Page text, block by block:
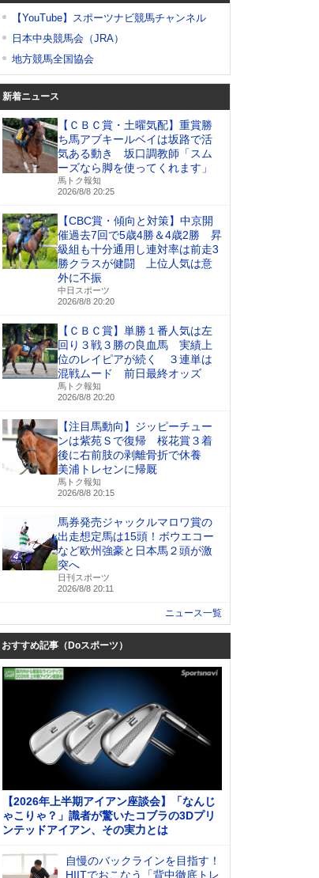
【YouTube】スポーツナビ競馬チャンネル
日本中央競馬会（JRA）
地方競馬全国協会
新着ニュース
【ＣＢＣ賞・土曜気配】重賞勝
ち馬アブキールベイは坂路で活
気ある動き 坂口調教師「スム
ーズなら脚を使ってくれます」
馬トク報知
2026/8/8 20:25
【CBC賞・傾向と対策】中京開
催過去7回で5歳4勝＆4歳2勝 昇
級組も十分通用し連対率は前走3
勝クラスが健闘 上位人気は意
外に不振
中日スポーツ
2026/8/8 20:20
【ＣＢＣ賞】単勝１番人気は左
回り３戦３勝の良血馬 実績上
位のレイピアが続く ３連単は
混戦ムード 前日最終オッズ
馬トク報知
2026/8/8 20:20
【注目馬動向】ジッピーチュー
ンは紫苑Ｓで復帰 桜花賞３着
後に右前肢の剥離骨折で休養
美浦トレセンに帰厩
馬トク報知
2026/8/8 20:15
馬券発売ジャックルマロワ賞の
出走想定馬は15頭！ボウエコー
など欧州強豪と日本馬２頭が激
突へ
日刊スポーツ
2026/8/8 20:11
ニュース一覧
おすすめ記事（Doスポーツ）
【2026年上半期アイアン座談会】「なんじ
ゃこりゃ？」識者が驚いたコブラの3Dプリ
ンテッドアイアン、その実力とは
自慢のバックラインを目指す！
HIITでおこなう「背中徹底トレ